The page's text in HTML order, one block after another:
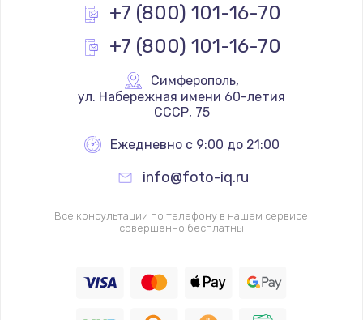
+7 (800) 101-16-70
+7 (800) 101-16-70
Симферополь,
СССР, 75
Ежедневно с 9:00 до 21:00
info@foto-iq.ru
Все консультации по телефону в нашем сервисе
совершенно бесплатны